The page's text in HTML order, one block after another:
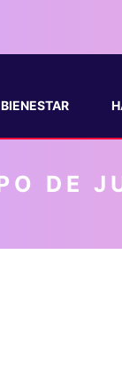
BIENESTAR
DE